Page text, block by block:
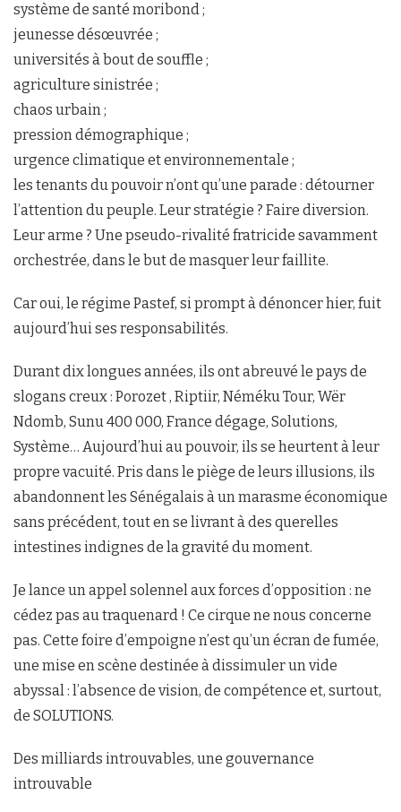
système de santé moribond ;
jeunesse désœuvrée ;
universités à bout de souffle ;
agriculture sinistrée ;
chaos urbain ;
pression démographique ;
urgence climatique et environnementale ;
les tenants du pouvoir n’ont qu’une parade : détourner
l’attention du peuple. Leur stratégie ? Faire diversion.
Leur arme ? Une pseudo-rivalité fratricide savamment
orchestrée, dans le but de masquer leur faillite.
Car oui, le régime Pastef, si prompt à dénoncer hier, fuit
aujourd’hui ses responsabilités.
Durant dix longues années, ils ont abreuvé le pays de
slogans creux : Porozet , Riptiir, Néméku Tour, Wër
Ndomb, Sunu 400 000, France dégage, Solutions,
Système… Aujourd’hui au pouvoir, ils se heurtent à leur
propre vacuité. Pris dans le piège de leurs illusions, ils
abandonnent les Sénégalais à un marasme économique
sans précédent, tout en se livrant à des querelles
intestines indignes de la gravité du moment.
Je lance un appel solennel aux forces d’opposition : ne
cédez pas au traquenard ! Ce cirque ne nous concerne
pas. Cette foire d’empoigne n’est qu’un écran de fumée,
une mise en scène destinée à dissimuler un vide
abyssal : l’absence de vision, de compétence et, surtout,
de SOLUTIONS.
Des milliards introuvables, une gouvernance
introuvable